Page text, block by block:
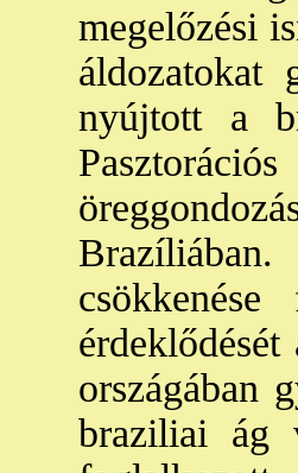
megelőzési
áldozatokat
nyújtott a
országában
braziliai ág